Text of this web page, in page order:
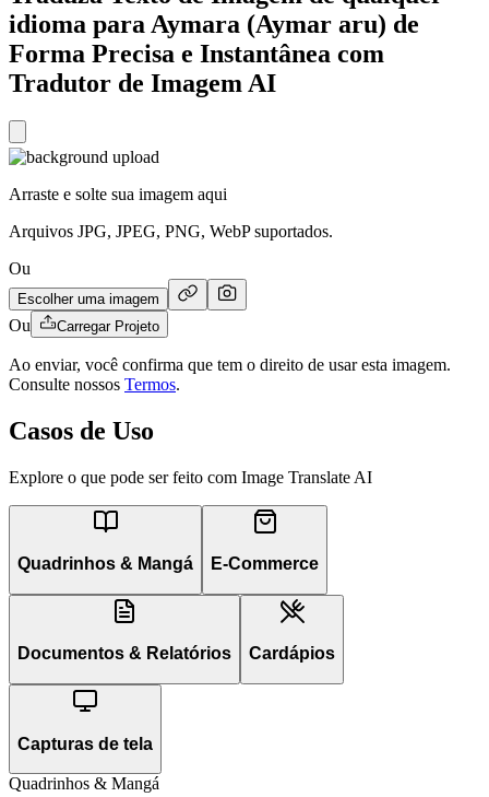
idioma para Aymara (Aymar aru) de
Forma Precisa e Instantânea com
Tradutor de Imagem AI
Arraste e solte sua imagem aqui
Arquivos JPG, JPEG, PNG, WebP suportados.
Ou
Escolher uma imagem
Ou Carregar Projeto
Ao enviar, você confirma que tem o direito de usar esta imagem.
Consulte nossos Termos.
Casos de Uso
Explore o que pode ser feito com Image Translate AI
Quadrinhos & Mangá E-Commerce
Documentos & Relatórios Cardápios
Capturas de tela
Quadrinhos & Mangá